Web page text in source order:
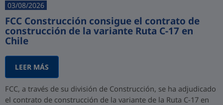
03/08/2026
FCC Construcción consigue el contrato de
construcción de la variante Ruta C-17 en
Chile
LEER MÁS
FCC, a través de su división de Construcción, se ha adjudicado
el contrato de construcción de la variante de la Ruta C-17 en